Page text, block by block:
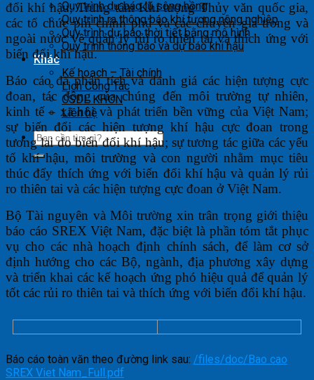
Quy trình dự báo lũ sông hồng
Quy trình ra thông báo khí tượng nông nghiệp
Quy trình dự báo thời tiết bằng mô hình
Quy trình thông báo và dự báo khí hậu
Khác
Kế hoạch – Tài chính
Lịch Công Tác
CSDL KHCN
Liên hệ
đổi khí hậu, Trung tâm Khí tượng Thủy văn quốc gia,
các tổ chức phi chính phủ và các chuyên gia trong và
ngoài nước về quản lý rủi ro thiên tai và thích ứng với
biến đổi khí hậu.
Báo cáo đã phân tích và đánh giá các hiện tượng cực
đoan, tác động của chúng đến môi trường tự nhiên,
kinh tế – xã hội và phát triển bền vững của Việt Nam;
sự biến đổi các hiện tượng khí hậu cực đoan trong
tương lai do biến đổi khí hậu; sự tương tác giữa các yếu
tố khí hậu, môi trường và con người nhằm mục tiêu
thúc đẩy thích ứng với biến đổi khí hậu và quản lý rủi
ro thiên tai và các hiện tượng cực đoan ở Việt Nam.
Bộ Tài nguyên và Môi trường xin trân trọng giới thiệu
báo cáo SREX Việt Nam, đặc biệt là phần tóm tắt phục
vụ cho các nhà hoạch định chính sách, để làm cơ sở
định hướng cho các Bộ, ngành, địa phương xây dựng
và triển khai các kế hoạch ứng phó hiệu quả để quản lý
tốt các rủi ro thiên tai và thích ứng với biến đổi khí hậu.
Báo cáo toàn văn theo đường link sau: /files/doc/Bao cao
SREX Viet Nam_Full.pdf